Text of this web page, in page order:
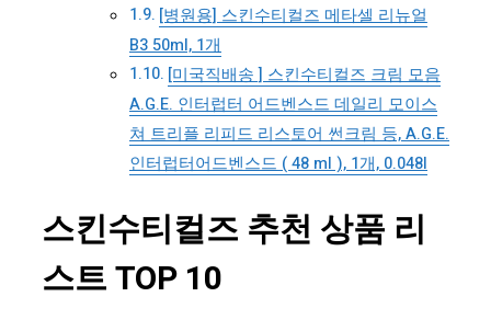
[병원용] 스킨수티컬즈 메타셀 리뉴얼
B3 50ml, 1개
[미국직배송 ] 스킨수티컬즈 크림 모음
A.G.E. 인터럽터 어드벤스드 데일리 모이스
쳐 트리플 리피드 리스토어 썬크림 등, A.G.E.
인터럽터어드벤스드 ( 48 ml ), 1개, 0.048l
스킨수티컬즈 추천 상품 리
스트 TOP 10